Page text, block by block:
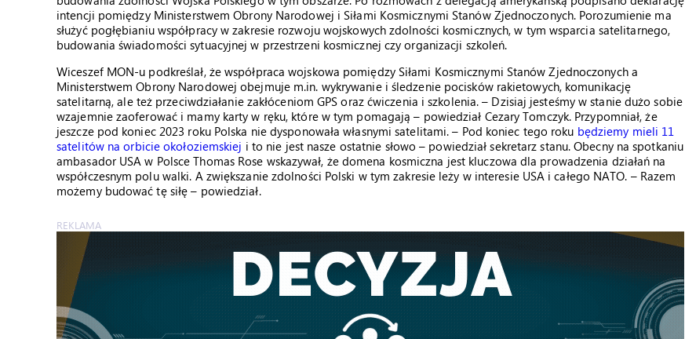
intencji pomiędzy Ministerstwem Obrony Narodowej i Siłami Kosmicznymi Stanów Zjednoczonych. Porozumienie ma
służyć pogłębianiu współpracy w zakresie rozwoju wojskowych zdolności kosmicznych, w tym wsparcia satelitarnego,
budowania świadomości sytuacyjnej w przestrzeni kosmicznej czy organizacji szkoleń.
Wiceszef MON-u podkreślał, że współpraca wojskowa pomiędzy Siłami Kosmicznymi Stanów Zjednoczonych a
Ministerstwem Obrony Narodowej obejmuje m.in. wykrywanie i śledzenie pocisków rakietowych, komunikację
satelitarną, ale też przeciwdziałanie zakłóceniom GPS oraz ćwiczenia i szkolenia. – Dzisiaj jesteśmy w stanie dużo sobie
wzajemnie zaoferować i mamy karty w ręku, które w tym pomagają – powiedział Cezary Tomczyk. Przypomniał, że
jeszcze pod koniec 2023 roku Polska nie dysponowała własnymi satelitami. – Pod koniec tego roku będziemy mieli 11
satelitów na orbicie okołoziemskiej i to nie jest nasze ostatnie słowo – powiedział sekretarz stanu. Obecny na spotkaniu
ambasador USA w Polsce Thomas Rose wskazywał, że domena kosmiczna jest kluczowa dla prowadzenia działań na
współczesnym polu walki. A zwiększanie zdolności Polski w tym zakresie leży w interesie USA i całego NATO. – Razem
możemy budować tę siłę – powiedział.
REKLAMA